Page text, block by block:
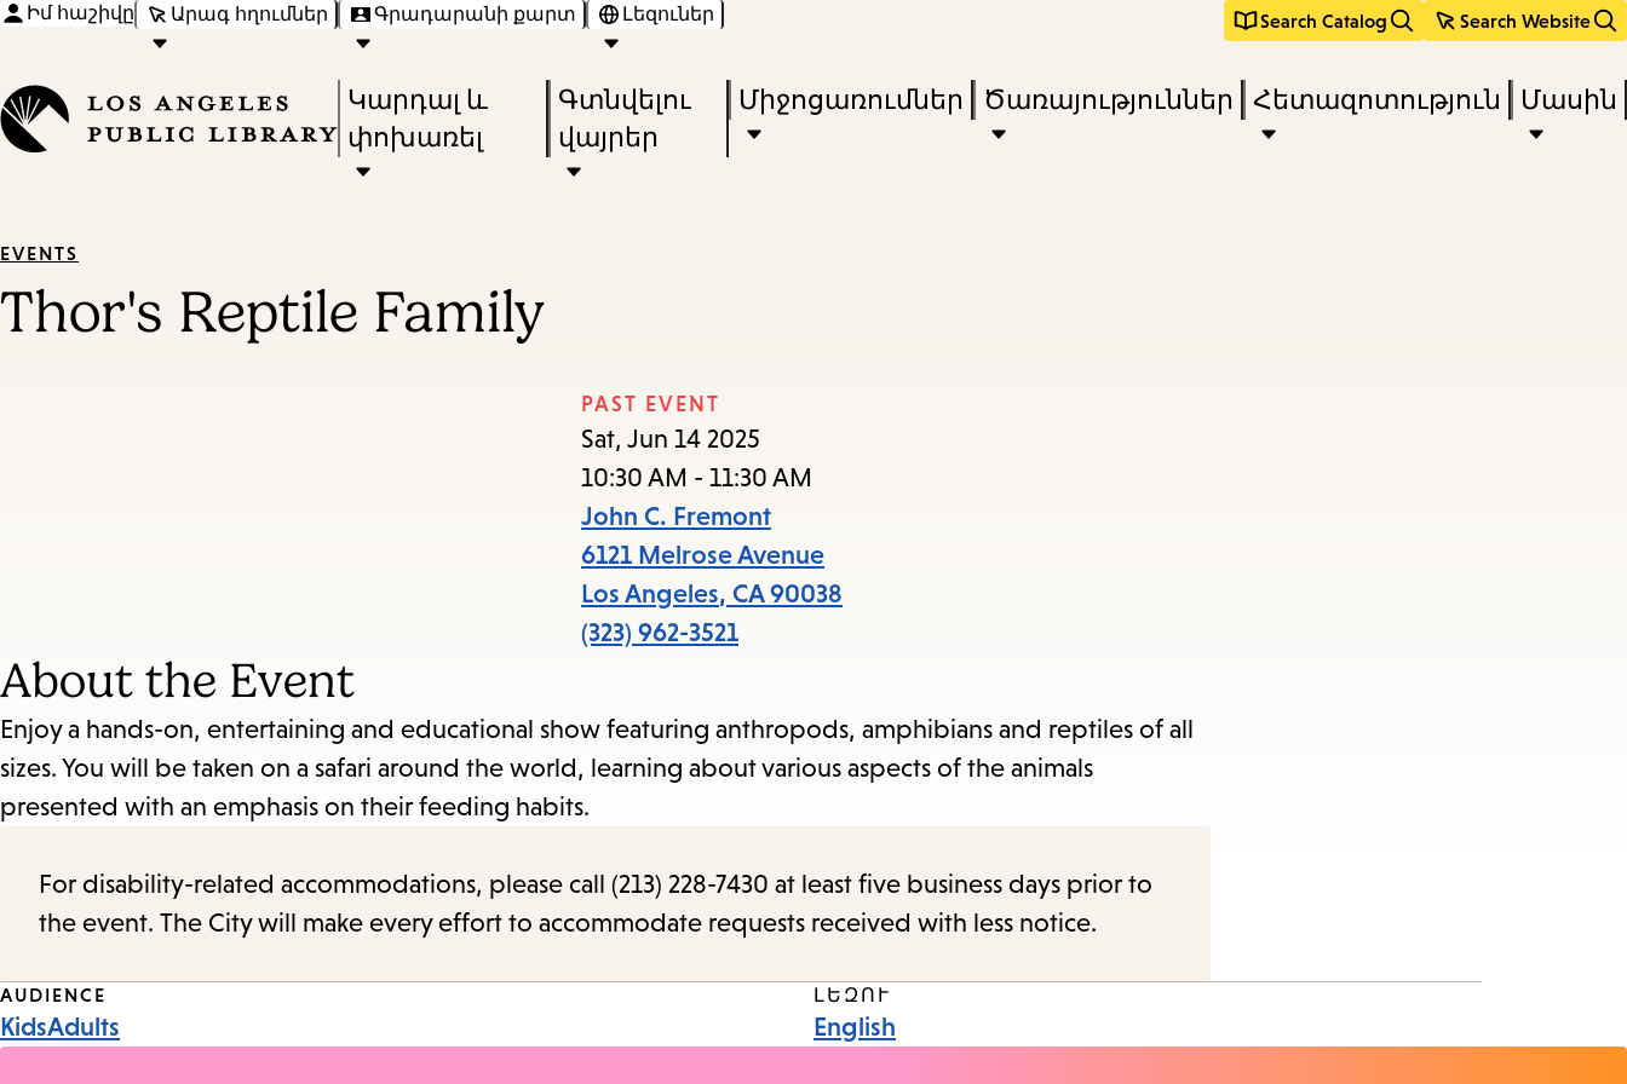
main
main
Իմ հաշիվը Արագ հղումներ Գրադարանի քարտ Լեզուներ Search Catalog Search Website
in
keywords
Press
Enter
to
submenu,
down
close
the
submenu.
Կարդալ և
փոխառել
Գտնվելու
վայրեր
Միջոցառումներ Ծառայություններ Հետազոտություն Մասին
EVENTS
Thor's Reptile Family
PAST EVENT
Sat, Jun 14 2025
10:30 AM - 11:30 AM
John C. Fremont
6121 Melrose Avenue
Los Angeles, CA 90038
(323) 962-3521
About the Event
Enjoy a hands-on, entertaining and educational show featuring anthropods, amphibians and reptiles of all
sizes. You will be taken on a safari around the world, learning about various aspects of the animals
presented with an emphasis on their feeding habits.
For disability-related accommodations, please call (213) 228-7430 at least five business days prior to
the event. The City will make every effort to accommodate requests received with less notice.
Event
Tags
AUDIENCE
KidsAdults
ԼԵԶՈՒ
English